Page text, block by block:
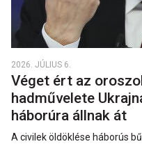
2026. JÚLIUS 6.
Véget ért az
hadművelete
háborúra állnak át
A civilek öldöklése háborús